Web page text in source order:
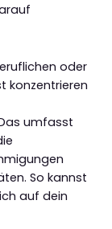
oder
konzentrieren
umfasst
So kannst
auf dein